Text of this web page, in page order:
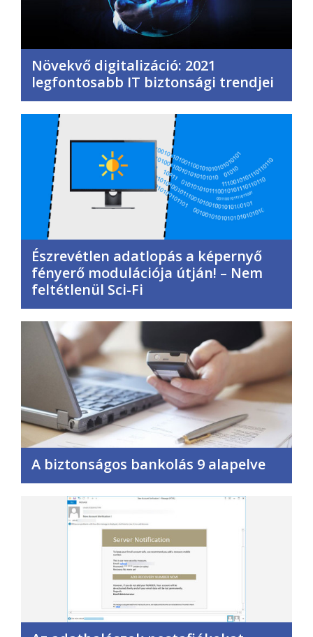
Növekvő digitalizáció: 2021
legfontosabb IT biztonsági trendjei
Észrevétlen adatlopás a képernyő
fényerő modulációja útján! – Nem
feltétlenül Sci-Fi
A biztonságos bankolás 9 alapelve